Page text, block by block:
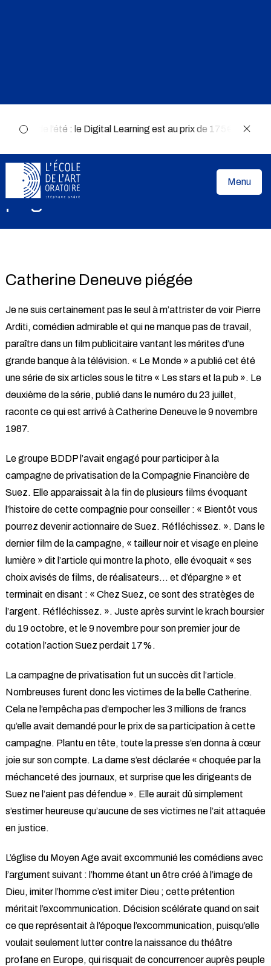
Offre de l’été : le Digital Learning est au prix de 175€ au lieu
Menu
Catherine Deneuve
piégée
Accueil»Article»Catherine Deneuve piégée
Catherine Deneuve piégée
Je ne suis certainement pas le seul à m’attrister de voir Pierre
Arditi, comédien admirable et qui ne manque pas de travail,
paraître dans un film publicitaire vantant les mérites d’une
grande banque à la télévision. « Le Monde » a publié cet été
une série de six articles sous le titre « Les stars et la pub ». Le
deuxième de la série, publié dans le numéro du 23 juillet,
raconte ce qui est arrivé à Catherine Deneuve le 9 novembre
1987.
Le groupe BDDP l’avait engagé pour participer à la
campagne de privatisation de la Compagnie Financière de
Suez. Elle apparaissait à la fin de plusieurs films évoquant
l’histoire de cette compagnie pour conseiller : « Bientôt vous
pourrez devenir actionnaire de Suez. Réfléchissez. ». Dans le
dernier film de la campagne, « tailleur noir et visage en pleine
lumière » dit l’article qui montre la photo, elle évoquait « ses
choix avisés de films, de réalisateurs… et d’épargne » et
terminait en disant : « Chez Suez, ce sont des stratèges de
l’argent. Réfléchissez. ». Juste après survint le krach boursier
du 19 octobre, et le 9 novembre pour son premier jour de
cotation l’action Suez perdait 17%.
La campagne de privatisation fut un succès dit l’article.
Nombreuses furent donc les victimes de la belle Catherine.
Cela ne l’empêcha pas d’empocher les 3 millions de francs
qu’elle avait demandé pour le prix de sa participation à cette
campagne. Plantu en tête, toute la presse s’en donna à cœur
joie sur son compte. La dame s’est déclarée « choquée par la
méchanceté des journaux, et surprise que les dirigeants de
Suez ne l’aient pas défendue ». Elle aurait dû simplement
s’estimer heureuse qu’aucune de ses victimes ne l’ait attaquée
en justice.
L’église du Moyen Age avait excommunié les comédiens avec
l’argument suivant : l’homme étant un être créé à l’image de
Dieu, imiter l’homme c’est imiter Dieu ; cette prétention
méritait l’excommunication. Décision scélérate quand on sait
ce que représentait à l’époque l’excommunication, puisqu’elle
voulait seulement lutter contre la naissance du théâtre
profane en Europe, qui risquait de concurrencer auprès peuple